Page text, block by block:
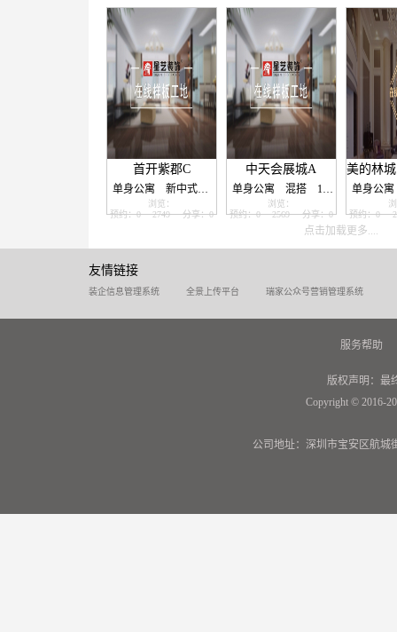
首开紫郡C
单身公寓 新中式 110.0㎡
预约：0
浏览：
2749
分享：0
中天会展城A
单身公寓 混搭 120.0㎡
预约：0
浏览：
2569
分享：0
单身公寓
预约：0
点击加载更多....
友情链接
装企信息管理系统 全景上传平台 瑞家公众号营销管理系统
服务帮助
版权声明：最
Copyright © 2016-
公司地址：深圳市宝安区航城